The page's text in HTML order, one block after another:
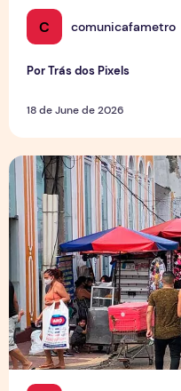
C comunicafametro
Por Trás dos Pixels
18 de June de 2026
Copa aquece vendas em